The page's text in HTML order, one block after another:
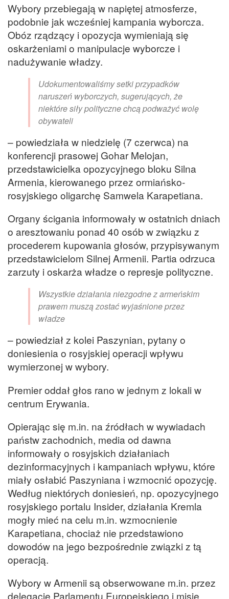
Wybory przebiegają w napiętej atmosferze,
podobnie jak wcześniej kampania wyborcza.
Obóz rządzący i opozycja wymieniają się
oskarżeniami o manipulacje wyborcze i
nadużywanie władzy.
Udokumentowaliśmy setki przypadków
naruszeń wyborczych, sugerujących, że
niektóre siły polityczne chcą podważyć wolę
obywateli
– powiedziała w niedzielę (7 czerwca) na
konferencji prasowej Gohar Melojan,
przedstawicielka opozycyjnego bloku Silna
Armenia, kierowanego przez ormiańsko-
rosyjskiego oligarchę Samwela Karapetiana.
Organy ścigania informowały w ostatnich dniach
o aresztowaniu ponad 40 osób w związku z
procederem kupowania głosów, przypisywanym
przedstawicielom Silnej Armenii. Partia odrzuca
zarzuty i oskarża władze o represje polityczne.
Wszystkie działania niezgodne z armeńskim
prawem muszą zostać wyjaśnione przez
władze
– powiedział z kolei Paszynian, pytany o
doniesienia o rosyjskiej operacji wpływu
wymierzonej w wybory.
Premier oddał głos rano w jednym z lokali w
centrum Erywania.
Opierając się m.in. na źródłach w wywiadach
państw zachodnich, media od dawna
informowały o rosyjskich działaniach
dezinformacyjnych i kampaniach wpływu, które
miały osłabić Paszyniana i wzmocnić opozycję.
Według niektórych doniesień, np. opozycyjnego
rosyjskiego portalu Insider, działania Kremla
mogły mieć na celu m.in. wzmocnienie
Karapetiana, chociaż nie przedstawiono
dowodów na jego bezpośrednie związki z tą
operacją.
Wybory w Armenii są obserwowane m.in. przez
delegację Parlamentu Europejskiego i misję